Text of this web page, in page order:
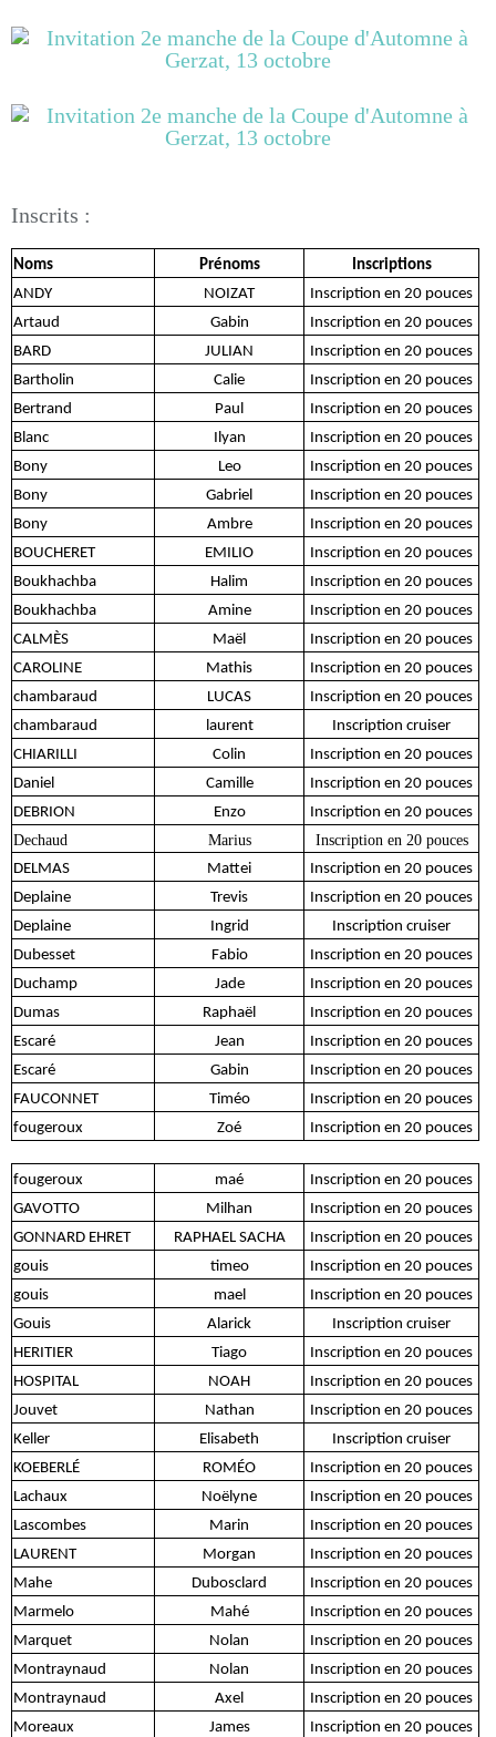
Inscrits :
Noms Prénoms
Inscriptions
ANDY
NOIZAT
Inscription en 20 pouces
Artaud
Gabin
Inscription en 20 pouces
BARD
JULIAN
Inscription en 20 pouces
Bartholin
Calie
Inscription en 20 pouces
Bertrand
Paul
Inscription en 20 pouces
Blanc
Ilyan
Inscription en 20 pouces
Bony
Leo
Inscription en 20 pouces
Bony
Gabriel
Inscription en 20 pouces
Bony
Ambre
Inscription en 20 pouces
BOUCHERET
EMILIO
Inscription en 20 pouces
Boukhachba
Halim
Inscription en 20 pouces
Boukhachba
Amine
Inscription en 20 pouces
CALMÈS
Maël
Inscription en 20 pouces
CAROLINE
Mathis
Inscription en 20 pouces
chambaraud
LUCAS
Inscription en 20 pouces
chambaraud
laurent
Inscription cruiser
CHIARILLI
Colin
Inscription en 20 pouces
Daniel
Camille
Inscription en 20 pouces
DEBRION
Enzo
Inscription en 20 pouces
Dechaud
Marius
Inscription en 20 pouces
DELMAS
Mattei
Inscription en 20 pouces
Deplaine
Trevis
Inscription en 20 pouces
Deplaine
Ingrid
Inscription cruiser
Dubesset
Fabio
Inscription en 20 pouces
Duchamp
Jade
Inscription en 20 pouces
Dumas
Raphaël
Inscription en 20 pouces
Escaré
Jean
Inscription en 20 pouces
Escaré
Gabin
Inscription en 20 pouces
FAUCONNET
Timéo
Inscription en 20 pouces
fougeroux
Zoé Inscription en 20 pouces
fougeroux maé
Inscription en 20 pouces
GAVOTTO
Milhan
Inscription en 20 pouces
GONNARD EHRET
RAPHAEL SACHA
Inscription en 20 pouces
gouis
timeo
Inscription en 20 pouces
gouis
mael
Inscription en 20 pouces
Gouis
Alarick
Inscription cruiser
HERITIER
Tiago
Inscription en 20 pouces
HOSPITAL
NOAH
Inscription en 20 pouces
Jouvet
Nathan
Inscription en 20 pouces
Keller
Elisabeth
Inscription cruiser
KOEBERLÉ
ROMÉO
Inscription en 20 pouces
Lachaux
Noëlyne
Inscription en 20 pouces
Lascombes
Marin
Inscription en 20 pouces
LAURENT
Morgan
Inscription en 20 pouces
Mahe
Dubosclard
Inscription en 20 pouces
Marmelo
Mahé
Inscription en 20 pouces
Marquet
Nolan
Inscription en 20 pouces
Montraynaud
Nolan
Inscription en 20 pouces
Montraynaud
Axel
Inscription en 20 pouces
Moreaux
James Inscription en 20 pouces